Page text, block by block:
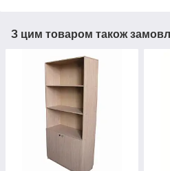
З цим товаром також